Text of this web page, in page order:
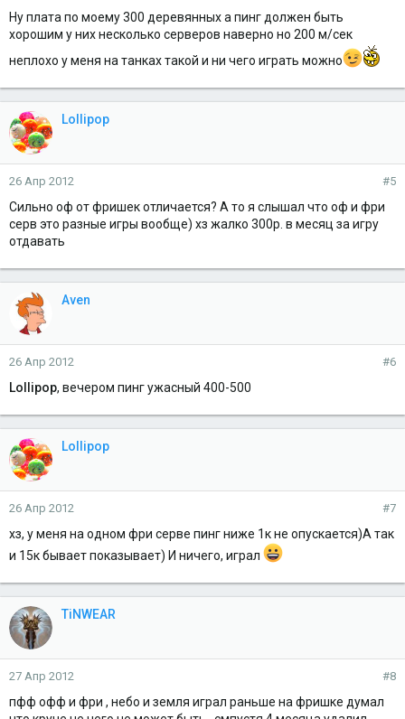
Ну плата по моему 300 деревянных а пинг должен быть
хорошим у них несколько серверов наверно но 200 м/сек
неплохо у меня на танках такой и ни чего играть можно
Lollipop
26 Апр 2012 #5
Сильно оф от фришек отличается? А то я слышал что оф и фри
серв это разные игры вообще) хз жалко 300р. в месяц за игру
отдавать
Aven
26 Апр 2012 #6
Lollipop, вечером пинг ужасный 400-500
Lollipop
26 Апр 2012 #7
хз, у меня на одном фри серве пинг ниже 1к не опускается)А так
и 15к бывает показывает) И ничего, играл
TiNWEAR
27 Апр 2012 #8
пфф офф и фри , небо и земля играл раньше на фришке думал